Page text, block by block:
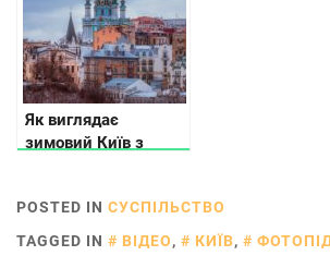
Як виглядає
зимовий Київ з
POSTED IN СУСПІЛЬСТВО
TAGGED IN
ВІДЕО, КИЇВ,